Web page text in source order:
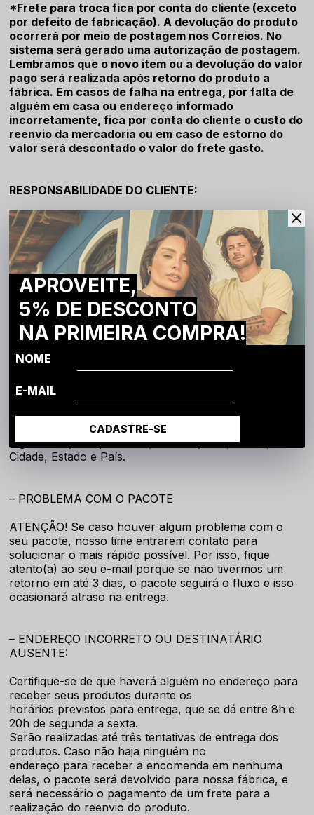
*Frete para troca fica por conta do cliente (exceto
por defeito de fabricação). A devolução do produto
ocorrerá por meio de postagem nos Correios. No
sistema será gerado uma autorização de postagem.
Lembramos que o novo item ou a devolução do valor
pago será realizada após retorno do produto a
fábrica. Em casos de falha na entrega, por falta de
alguém em casa ou endereço informado
incorretamente, fica por conta do cliente o custo do
reenvio da mercadoria ou em caso de estorno do
valor será descontado o valor do frete gasto.
RESPONSABILIDADE DO CLIENTE:
– CUIDADOS COM O ENDEREÇO
Nós providenciaremos o envio dos produtos para o
endereço que você solicitar na modalidade
de frete que você optou. Portanto, para que não
aconteçam problemas para a entrega da sua
encomenda, pedimos atenção total no momento do
preenchimento do endereço em que deseja receber o
seu pedido. Caso problemas de entrega ocorram, seu
pedido poderá ser devolvido para nossa fábrica, ou em
caso de envio pelo Correios poderá ser mantida em
uma agência, solicitando a retirada no local. Cada
agência dos correios trabalha de forma diferente.
Consulte a agência mais próxima de sua casa para
saber mais. Um endereço completo se dá por:
logradouro, complemento, número, CEP, Bairro,
Cidade, Estado e País.
– PROBLEMA COM O PACOTE
ATENÇÃO! Se caso houver algum problema com o
seu pacote, nosso time entrarem contato para
solucionar o mais rápido possível. Por isso, fique
atento(a) ao seu e-mail porque se não tivermos um
retorno em até 3 dias, o pacote seguirá o fluxo e isso
ocasionará atraso na entrega.
– ENDEREÇO INCORRETO OU DESTINATÁRIO
AUSENTE:
Certifique-se de que haverá alguém no endereço para
receber seus produtos durante os
horários previstos para entrega, que se dá entre 8h e
20h de segunda a sexta.
Serão realizadas até três tentativas de entrega dos
produtos. Caso não haja ninguém no
endereço para receber a encomenda em nenhuma
delas, o pacote será devolvido para nossa fábrica, e
será necessário o pagamento de um frete para a
realização do reenvio do produto.
APROVEITE,
5% DE DESCONTO
NA PRIMEIRA COMPRA!
NOME
E-MAIL
CADASTRE-SE